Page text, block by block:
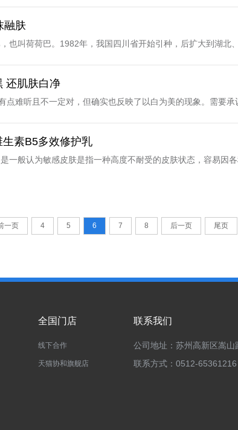
善肌肤泛红状态；第三重：尿囊素，柔软干皮，滋润皮肤，
除此之外，在饮食方面，也应尽量不食用肥腻、刺激性食物
个人也要保持良好的卫生习惯，例如长时间与面部接触的枕
添加了丹参、北美金缕梅、库拉索芦荟、甘草、艾叶等成分
融肤
也叫荷荷巴。1982年，我国四川省开始引种，后扩大到湖北
与人体脂腺分泌的油脂接，并且能耐高温和强光，可以长久
油。更重要的是，霍霍巴籽油具备良好的渗透性，只要有空
，锁住皮肤水分，也能快速补水，舒润干燥干皮。而在保
还肌肤白净
点难听且不一定对，但确实也反映了以白为美的现象。需要
协和美白祛斑霜。产品能够应对5种烦人肤色，分别是黑色
够淡化色斑、亮白肤色，同时易推不油腻，自然光感不假白
素B5多效修护乳
一般认为敏感皮肤是指一种高度不耐受的皮肤状态，容易因
SYLVATICA水青冈芽提取物、PYRIDOXINE吡多素、
一页 4 5 6 7 8 后一页 尾页
全国门店
线下合作
天猫协和旗舰店
联系我们
公司地址：苏州高新区嵩山
联系方式：0512-65361216